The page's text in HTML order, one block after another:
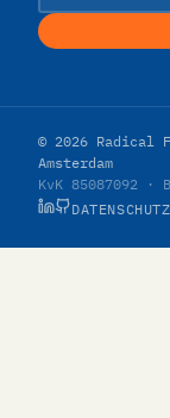
© 2026 Radical
Amsterdam
KvK 85087092 ·
DATENSCHUTZ